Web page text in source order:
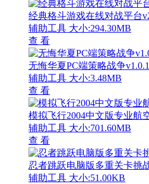
经典格斗游戏在线对战平台
辅助工具 大小:294.30MB
查 看
无悔华夏PC端策略战争v1.0.1
辅助工具 大小:3.48MB
查 看
模拟飞行2004中文版专业航
辅助工具 大小:701.60MB
查 看
忍者跳跃电脑版多重关卡挑
辅助工具 大小:51.00KB